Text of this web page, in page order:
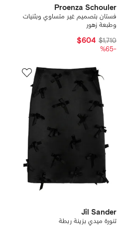
Proenza Schouler
فستان بتصميم غير متساوي وبثنيات
وطبعة زهور
$1,710
$604
-%65
Jil Sander
تنورة ميدي بزينة ربطة